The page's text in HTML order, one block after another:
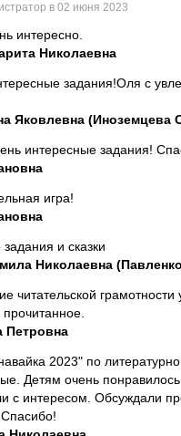
в 02 июня 2023
интересно.
Николаевна
задания!Оля с
Яковлевна (Иноземцева
интересные задания!
игра!
и сказки
Николаевна
читательской грамотности
Петровна
2023" по
Детям очень
с интересом. Обсуждали